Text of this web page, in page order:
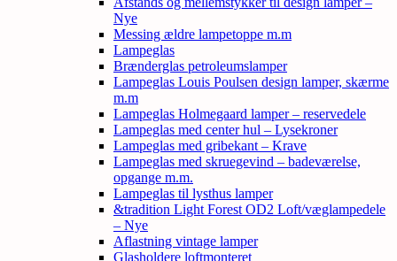
Nye
Messing ældre lampetoppe m.m
Lampeglas
Brænderglas petroleumslamper
Lampeglas Louis Poulsen design lamper, skærme
m.m
Lampeglas Holmegaard lamper – reservedele
Lampeglas med center hul – Lysekroner
Lampeglas med gribekant – Krave
Lampeglas med skruegevind – badeværelse,
opgange m.m.
Lampeglas til lysthus lamper
&tradition Light Forest OD2 Loft/væglampedele
– Nye
Aflastning vintage lamper
Glasholdere loftmonteret